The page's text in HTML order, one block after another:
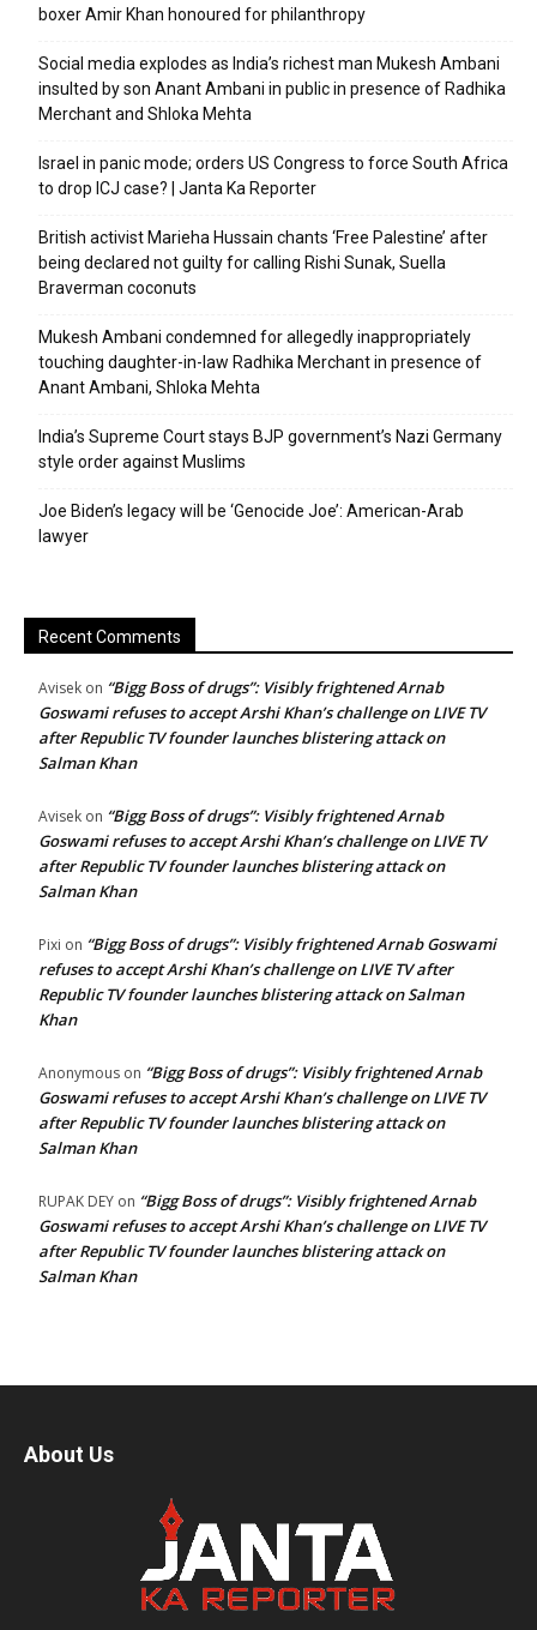
boxer Amir Khan honoured for philanthropy
Social media explodes as India’s richest man Mukesh Ambani
insulted by son Anant Ambani in public in presence of Radhika
Merchant and Shloka Mehta
Israel in panic mode; orders US Congress to force South Africa
to drop ICJ case? | Janta Ka Reporter
British activist Marieha Hussain chants ‘Free Palestine’ after
being declared not guilty for calling Rishi Sunak, Suella
Braverman coconuts
Mukesh Ambani condemned for allegedly inappropriately
touching daughter-in-law Radhika Merchant in presence of
Anant Ambani, Shloka Mehta
India’s Supreme Court stays BJP government’s Nazi Germany
style order against Muslims
Joe Biden’s legacy will be ‘Genocide Joe’: American-Arab
lawyer
Recent Comments
Avisek on “Bigg Boss of drugs”: Visibly frightened Arnab
Goswami refuses to accept Arshi Khan’s challenge on LIVE TV
after Republic TV founder launches blistering attack on
Salman Khan
Avisek on “Bigg Boss of drugs”: Visibly frightened Arnab
Goswami refuses to accept Arshi Khan’s challenge on LIVE TV
after Republic TV founder launches blistering attack on
Salman Khan
Pixi on “Bigg Boss of drugs”: Visibly frightened Arnab Goswami
refuses to accept Arshi Khan’s challenge on LIVE TV after
Republic TV founder launches blistering attack on Salman
Khan
Anonymous on “Bigg Boss of drugs”: Visibly frightened Arnab
Goswami refuses to accept Arshi Khan’s challenge on LIVE TV
after Republic TV founder launches blistering attack on
Salman Khan
RUPAK DEY on “Bigg Boss of drugs”: Visibly frightened Arnab
Goswami refuses to accept Arshi Khan’s challenge on LIVE TV
after Republic TV founder launches blistering attack on
Salman Khan
About Us